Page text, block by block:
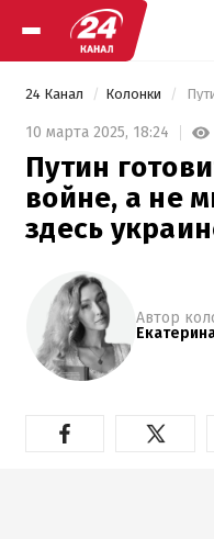
24 Канал Колонки
10 марта 2025, 18:24
Путин
войне, а не
здесь
Автор